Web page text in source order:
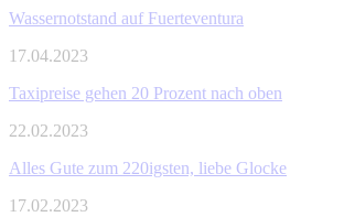
Wassernotstand auf Fuerteventura
17.04.2023
Taxipreise gehen 20 Prozent nach oben
22.02.2023
Alles Gute zum 220igsten, liebe Glocke
17.02.2023